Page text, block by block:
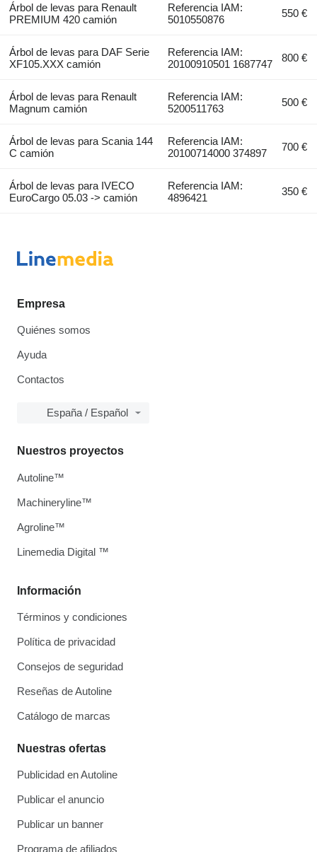
Árbol de levas para Renault
PREMIUM 420 camión
Referencia IAM:
5010550876
550 €
Árbol de levas para DAF Serie
XF105.XXX camión
Referencia IAM:
20100910501 1687747
800 €
Árbol de levas para Renault
Magnum camión
Referencia IAM:
5200511763
500 €
Árbol de levas para Scania 144
C camión
Referencia IAM:
20100714000 374897
700 €
Árbol de levas para IVECO
EuroCargo 05.03 -> camión
Referencia IAM:
4896421
350 €
Empresa
Quiénes somos
Ayuda
Contactos
España / Español
Información
Términos y condiciones
Política de privacidad
Consejos de seguridad
Reseñas de Autoline
Catálogo de marcas
Nuestras ofertas
Publicidad en Autoline
Publicar el anuncio
Publicar un banner
Programa de afiliados
Nuestros proyectos
Autoline™
Machineryline™
Agroline™
Linemedia Digital ™